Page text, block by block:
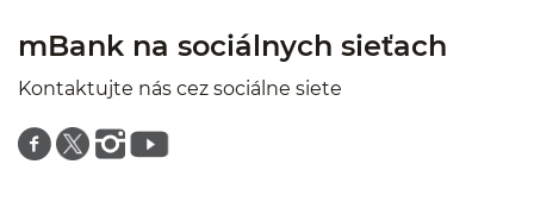
mBank na sociálnych sieťach
Kontaktujte nás cez sociálne siete
Znajdź nas na facebooku
Znajdź nas na twitterze
Znajdź nas na instagramie
Znajdź nas na youtube